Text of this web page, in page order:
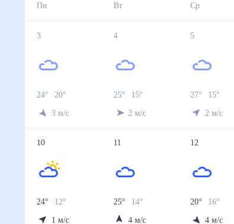
Пн Вт Ср
3
24° 20
3 м/с
4
25° 15°
2 м/с
5
27° 15°
2 м/с
10
24° 12°
1 м/с
11
25° 14°
4 м/с
12
20° 16°
4 м/с